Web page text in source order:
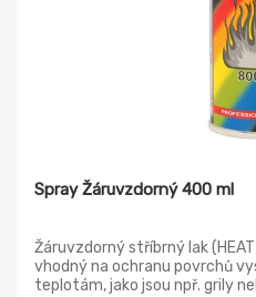
Spray Žáruvzdorný 400 ml
Žáruvzdorný stříbrný lak (HEAT
vhodný na ochranu povrchů
teplotám, jako jsou npř. grily